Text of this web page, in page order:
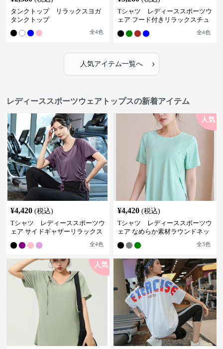
タンクトップ リラックスヨガ
タンクトップ
全4色
Tシャツ レディーススポーツウ
ェア フード付きリラックスチュ
全4色
人気アイテム一覧へ ›
レディーススポーツウェアトップスの新着アイテム
¥4,420 (税込)
Tシャツ レディーススポーツウ
ェア サイドギャザーリラックス
全4色
人気
¥4,420 (税込)
Tシャツ レディーススポーツウ
ェア なめらか素材ラウンドネッ
全3色
人気